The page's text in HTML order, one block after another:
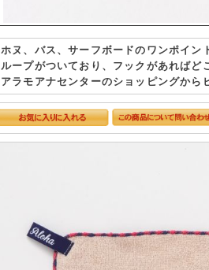
ホヌ、バス、サーフボードのワンポイン
ループがついており、フックがあればど
アラモアナセンターのショッピングから